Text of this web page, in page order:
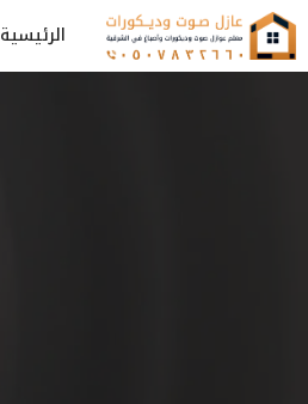
انتقل
إلى
المحتوى
الرئيسية